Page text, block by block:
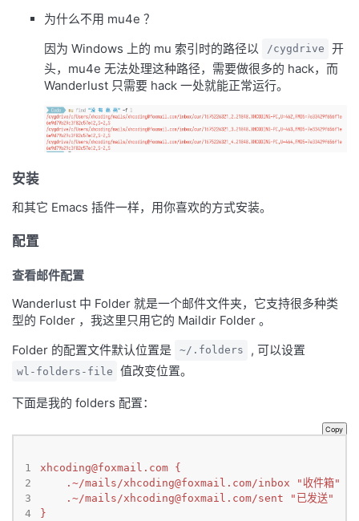
为什么不用 mu4e ？
因为 Windows 上的 mu 索引时的路径以
/cygdrive
开
头，mu4e 无法处理这种路径，需要做很多的 hack，而
Wanderlust 只需要 hack 一处就能正常运行。
安装
和其它 Emacs 插件一样，用你喜欢的方式安装。
配置
查看邮件配置
Wanderlust 中 Folder 就是一个邮件文件夹，它支持很多种类
型的 Folder ，我这里只用它的 Maildir Folder 。
Folder 的配置文件默认位置是
~/.folders , 可以设置
wl-folders-file 值改变位置。
下面是我的 folders 配置：
Copy
1
2
3
4
xhcoding@foxmail.com {
.~/mails/xhcoding@foxmail.com/inbox "收件箱"
.~/mails/xhcoding@foxmail.com/sent "已发送"
}